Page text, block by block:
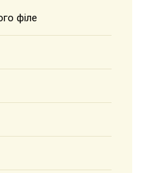
філе